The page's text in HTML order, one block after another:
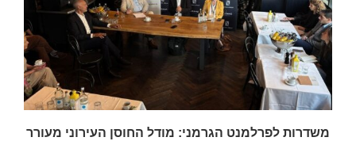
משדרות לפרלמנט הגרמני: מודל החוסן העירוני מעורר